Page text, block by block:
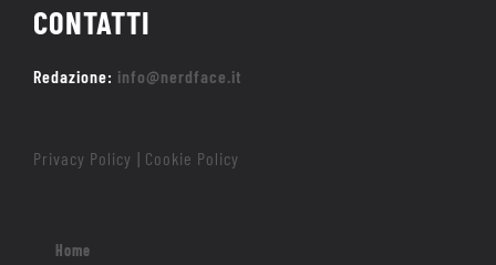
CONTATTI
Redazione: info@nerdface.it
Privacy Policy | Cookie Policy
Home